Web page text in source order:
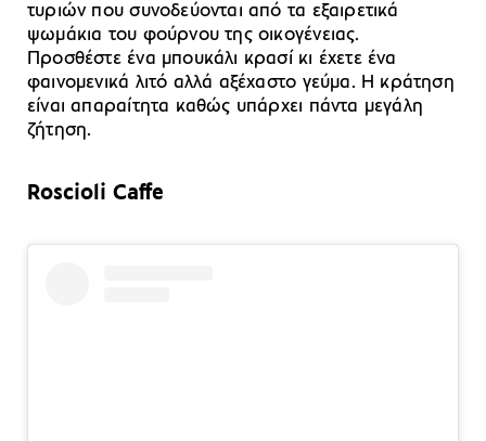
τυριών που συνοδεύονται από τα εξαιρετικά
ψωμάκια του φούρνου της οικογένειας.
Προσθέστε ένα μπουκάλι κρασί κι έχετε ένα
φαινομενικά λιτό αλλά αξέχαστο γεύμα. Η κράτηση
είναι απαραίτητα καθώς υπάρχει πάντα μεγάλη
ζήτηση.
Roscioli Caffe